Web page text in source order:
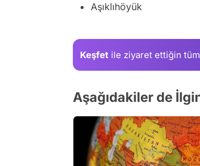
Aşıklıhöyük
Keşfet ile ziyaret ettiğin
Aşağıdakiler de